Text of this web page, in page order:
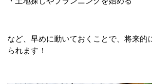
など、早めに動いておくことで、将来的
られます！